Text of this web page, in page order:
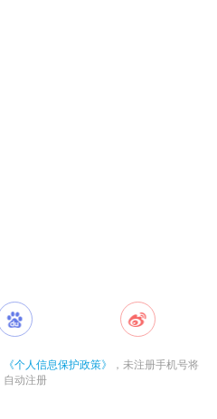
《个人信息保护政策》
，未注册手机号将
自动注册